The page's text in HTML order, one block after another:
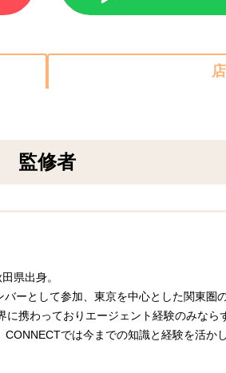
監修者
県出身。
ーとして参加、東京を中心とした関東圏
に携わっておりエージェント経験のみな
では今までの知識と経験を活か